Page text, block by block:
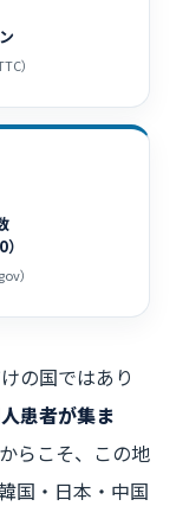
）
）
の国ではあり
患者が集ま
からこそ、この地
国・日本・中国